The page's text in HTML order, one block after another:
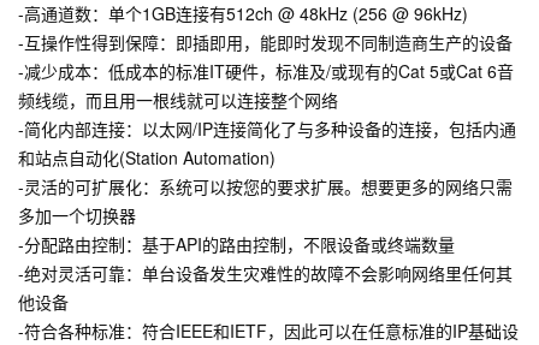
-高通道数：单个1GB连接有512ch @ 48kHz (256 @ 96kHz)
-互操作性得到保障：即插即用，能即时发现不同制造商生产的设备
-减少成本：低成本的标准IT硬件，标准及/或现有的Cat 5或Cat 6音
频线缆，而且用一根线就可以连接整个网络
-简化内部连接：以太网/IP连接简化了与多种设备的连接，包括内通
和站点自动化(Station Automation)
-灵活的可扩展化：系统可以按您的要求扩展。想要更多的网络只需
多加一个切换器
-分配路由控制：基于API的路由控制，不限设备或终端数量
-绝对灵活可靠：单台设备发生灾难性的故障不会影响网络里任何其
他设备
-符合各种标准：符合IEEE和IETF，因此可以在任意标准的IP基础设